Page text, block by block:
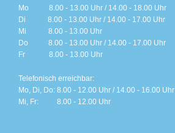
Mo 8.00 - 13.00 Uhr / 14.00 - 18.00 Uhr
Di 8.00 - 13.00 Uhr / 14.00 - 17.00 Uhr
Mi 8.00 - 13.00 Uhr
Do 8.00 - 13.00 Uhr / 14.00 - 17.00 Uhr
Fr 8.00 - 13.00 Uhr
Telefonisch erreichbar:
Mo, Di, Do: 8.00 - 12.00 Uhr / 14.00 - 16.00 Uhr
Mi, Fr: 8.00 - 12.00 Uhr